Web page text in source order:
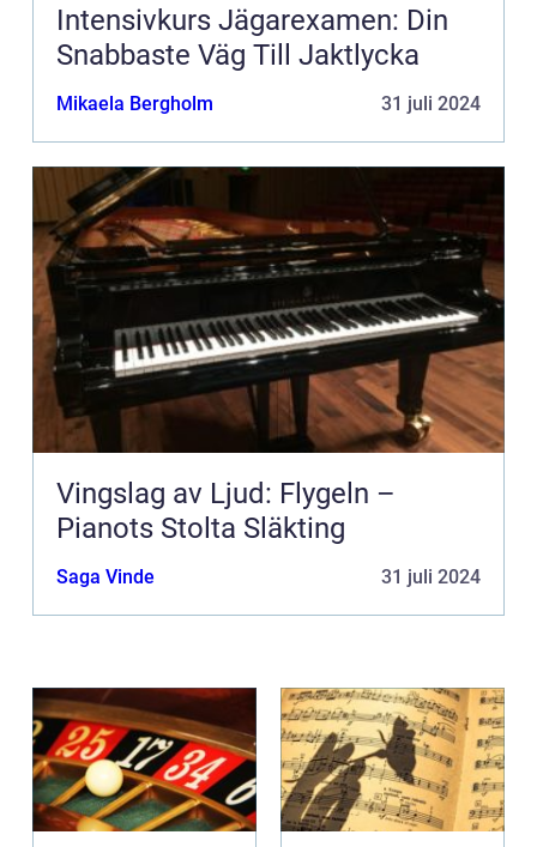
Intensivkurs Jägarexamen: Din
Snabbaste Väg Till Jaktlycka
Mikaela Bergholm 31 juli 2024
Vingslag av Ljud: Flygeln –
Pianots Stolta Släkting
Saga Vinde 31 juli 2024